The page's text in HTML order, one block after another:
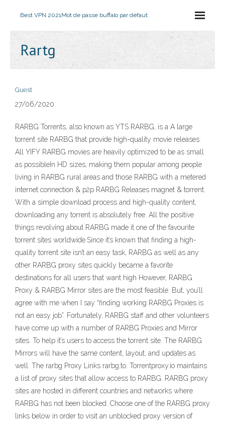
Best VPN 2021Mot de passe buffalo par défaut
Rartg
Guest
27/06/2020
RARBG Torrents, also known as YTS RARBG, is a A large
torrent site RARBG that provide high-quality movie releases.
All YIFY RARBG movies are heavily optimized to be as small
as possibleIn HD sizes, making them popular among people
living in RARBG rural areas and those RARBG with a metered
internet connection & p2p RARBG Releases magnet & torrent.
With a simple download process and high-quality content,
downloading any torrent is absolutely free. All the positive
things revolving about RARBG made it one of the favourite
torrent sites worldwide.Since it’s known that finding a high-
quality torrent site isn’t an easy task, RARBG as well as any
other RARBG proxy sites quickly became a favorite
destinations for all users that want high However, RARBG
Proxy & RARBG Mirror sites are the most feasible. But, you’ll
agree with me when I say “finding working RARBG Proxies is
not an easy job”. Fortunately, RARBG staff and other volunteers
have come up with a number of RARBG Proxies and Mirror
sites. To help it’s users to access the torrent site. The RARBG
Mirrors will have the same content, layout, and updates as
well. The rarbg Proxy Links rarbg.to. Torrentproxy.io maintains
a list of proxy sites that allow access to RARBG. RARBG proxy
sites are hosted in different countries and networks where
RARBG has not been blocked. Choose one of the RARBG proxy
links below in order to visit an unblocked proxy version of